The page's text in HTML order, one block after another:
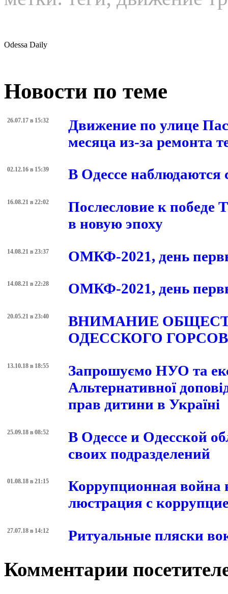
метки: теги; движение
Новости по теме
Движение по улице
месяца из-за ремонта
В Одессе
Послесловие к победе
в новую эпоху
ОМКФ-2021, день
ОМКФ-2021, день
ВНИМАНИЕ
ОДЕССКОГО
Запрошуємо НУО та
Альтернативної
прав дитини в Україні
В Одессе и Одесской
своих подразделений
Коррупционная война
люстрация с
Ритуальные пляски
Комментарии